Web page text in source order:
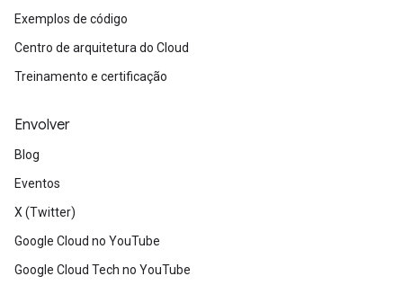
Exemplos de código
Centro de arquitetura do Cloud
Treinamento e certificação
Envolver
Blog
Eventos
X (Twitter)
Google Cloud no YouTube
Google Cloud Tech no YouTube